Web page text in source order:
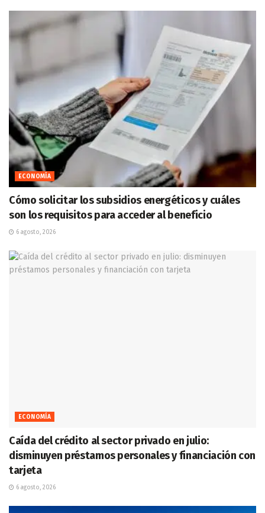
ECONOMÍA
Cómo solicitar los subsidios energéticos y cuáles
son los requisitos para acceder al beneficio
6 agosto, 2026
ECONOMÍA
Caída del crédito al sector privado en julio:
disminuyen préstamos personales y financiación con
tarjeta
6 agosto, 2026